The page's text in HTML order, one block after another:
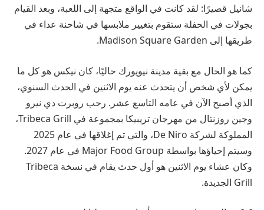
شانيل قصيرًا: لقد كانت في الواقع متجهة إلى اللعبة، وبعد القيام
بجولات في الحفلة ستقوم بتغيير ملابسها في شاحنة عداء في
طريقها إلى Madison Square Garden.
كما هو الحال مع بقية مدينة نيويورك حاليًا، كان نيكس هو كل ما
يمكن لأي شخص أن يتحدث عنه يوم الاثنين في الحدث السنوي،
الذي أصبح الآن في عامه التاسع عشر. رحب روبرت دي نيرو
وجين روزنتال من مهرجان تريبيكا بمجموعة في Tribeca Grill،
المملوكة لشركة De Niro، والتي تم إغلاقها في عام 2025
وسيتم إحياؤها بواسطة Major Food Group في عام 2027.
وكان عشاء يوم الاثنين هو أول حدث يقام في نسخة Tribeca
Grill الجديدة.